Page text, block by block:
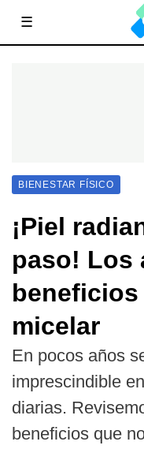
☰
BIENESTAR FÍSICO
¡Piel
paso! Los
micelar
En pocos años
imprescindible
diarias.
beneficios que